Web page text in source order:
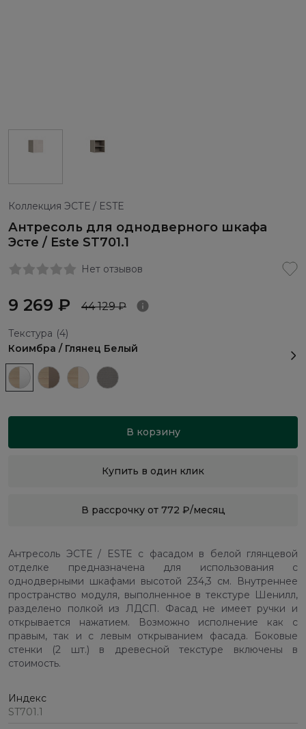
Коллекция ЭСТЕ / ESTE
Антресоль для однодверного шкафа
Эсте / Este ST701.1
Нет отзывов
9 269 ₽ 44 129 ₽
Текстура (4)
Коимбра / Глянец Белый
В корзину
Купить в один клик
В рассрочку от 772 ₽/месяц
Антресоль ЭСТЕ / ESTE с фасадом в белой глянцевой
отделке предназначена для использования с
однодверными шкафами высотой 234,3 см. Внутреннее
пространство модуля, выполненное в текстуре Шенилл,
разделено полкой из ЛДСП. Фасад не имеет ручки и
открывается нажатием. Возможно исполнение как с
правым, так и с левым открыванием фасада. Боковые
стенки (2 шт.) в древесной текстуре включены в
стоимость.
Индекс
ST701.1